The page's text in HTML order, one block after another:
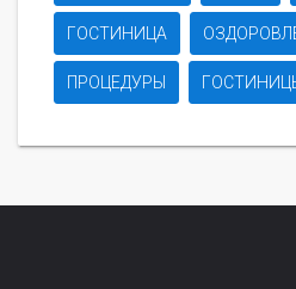
ГОСТИНИЦА
ПРОЦЕДУРЫ